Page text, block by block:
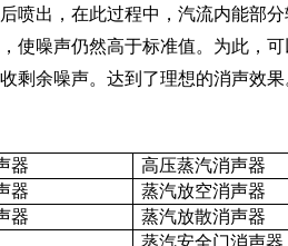
喷出，在此过程中，汽流内能部
使噪声仍然高于标准值。为此，
剩余噪声。达到了理想的消声效果
器
高压蒸汽消声器
器
蒸汽放空消声器
器
蒸汽放散消声器
蒸汽安全门消声器